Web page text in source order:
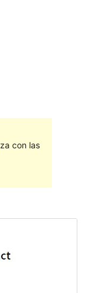
con las